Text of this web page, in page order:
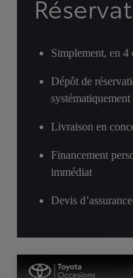
Simplement, en 4
Dépôt de
systématiquement
Livraison en
Financement
immédiat
Devis